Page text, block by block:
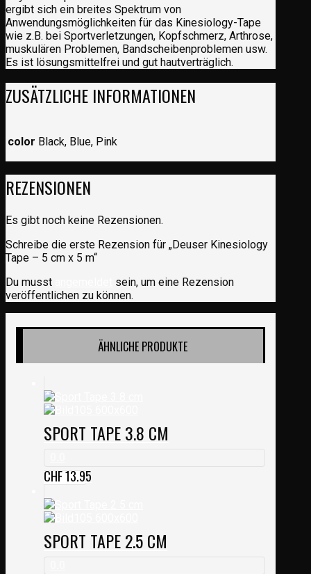
ergibt sich ein breites Spektrum von
Anwendungsmöglichkeiten für das Kinesiology-Tape
wie z.B. bei Sportverletzungen, Kopfschmerz, Arthrose,
muskulären Problemen, Bandscheibenproblemen usw.
Es ist lösungsmittelfrei und gut hautverträglich.
ZUSÄTZLICHE INFORMATIONEN
color Black, Blue, Pink
REZENSIONEN
Es gibt noch keine Rezensionen.
Schreibe die erste Rezension für „Deuser Kinesiology
Tape – 5 cm x 5 m“
Du musst
sein, um eine Rezension
veröffentlichen zu können.
ÄHNLICHE PRODUKTE
SPORT TAPE 3.8 CM
CHF13.95
SPORT TAPE 2.5 CM